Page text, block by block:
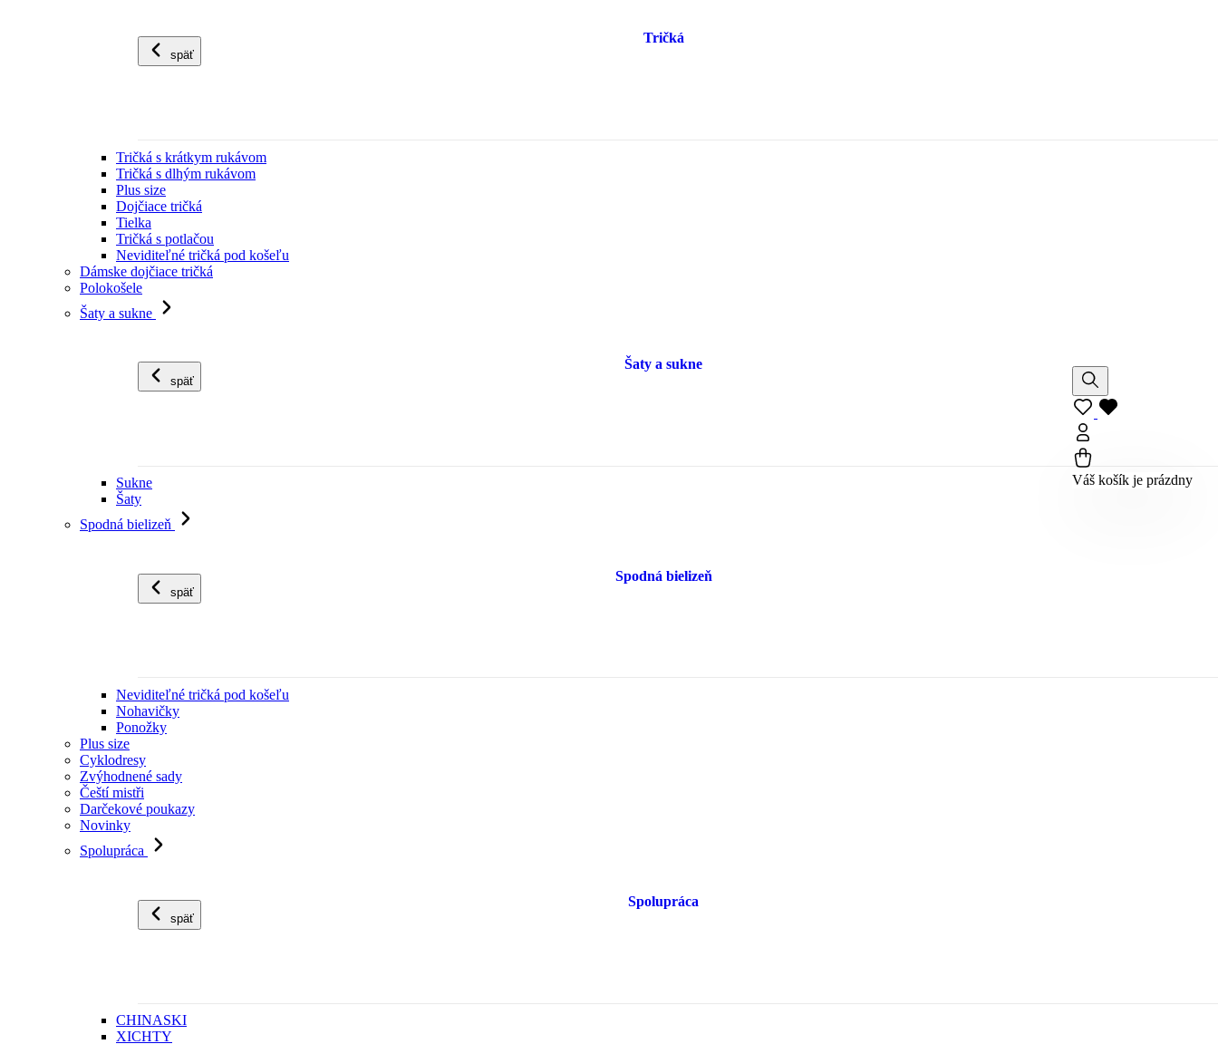
späť
Tričká
Tričká s krátkym rukávom
Tričká s dlhým rukávom
Plus size
Dojčiace tričká
Tielka
Tričká s potlačou
Neviditeľné tričká pod košeľu
Dámske dojčiace tričká
Polokošele
Šaty a sukne
späť
Šaty a sukne
Sukne
Šaty
Spodná bielizeň
späť
Spodná bielizeň
Neviditeľné tričká pod košeľu
Nohavičky
Ponožky
Plus size
Cyklodresy
Zvýhodnené sady
Čeští mistři
Darčekové poukazy
Novinky
Spolupráca
späť
Spolupráca
CHINASKI
XICHTY
Váš košík je prázdny